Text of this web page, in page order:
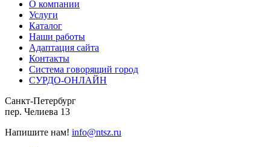
О компании
Услуги
Каталог
Наши работы
Адаптация сайта
Контакты
Система говорящий город
СУРДО-ОНЛАЙН
Санкт-Петербург
пер. Челиева 13
Напишите нам! info@ntsz.ru